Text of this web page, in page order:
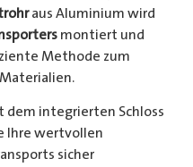
aus Aluminium wird
montiert und
Methode zum
dem integrierten Schloss
Ihre wertvollen
sicher